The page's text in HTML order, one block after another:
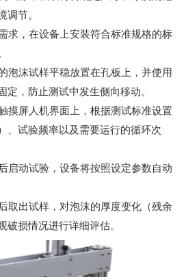
调节。
求，在设备上安装符合标准规格的标
泡沫试样平稳放置在孔板上，并使用
定，防止测试中发生侧向移动。
摸屏人机界面上，根据测试标准设置
、试验频率以及需要运行的循环次
启动试验，设备将按照设定参数自动
取出试样，对泡沫的厚度变化（残余
破损情况进行详细评估。